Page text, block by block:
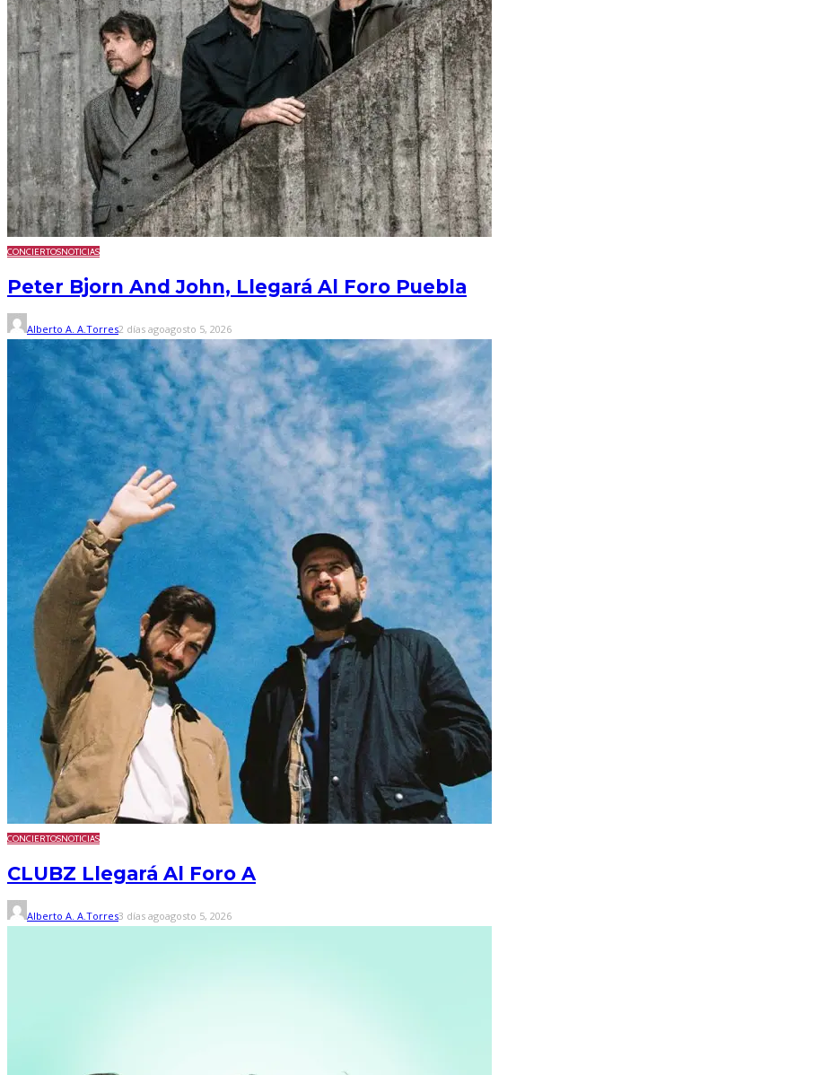
CONCIERTOSNOTICIAS
Peter Bjorn And John, Llegará Al Foro Puebla
Alberto A. A.Torres2 días agoagosto 5, 2026
CONCIERTOSNOTICIAS
CLUBZ Llegará Al Foro A
Alberto A. A.Torres3 días agoagosto 5, 2026